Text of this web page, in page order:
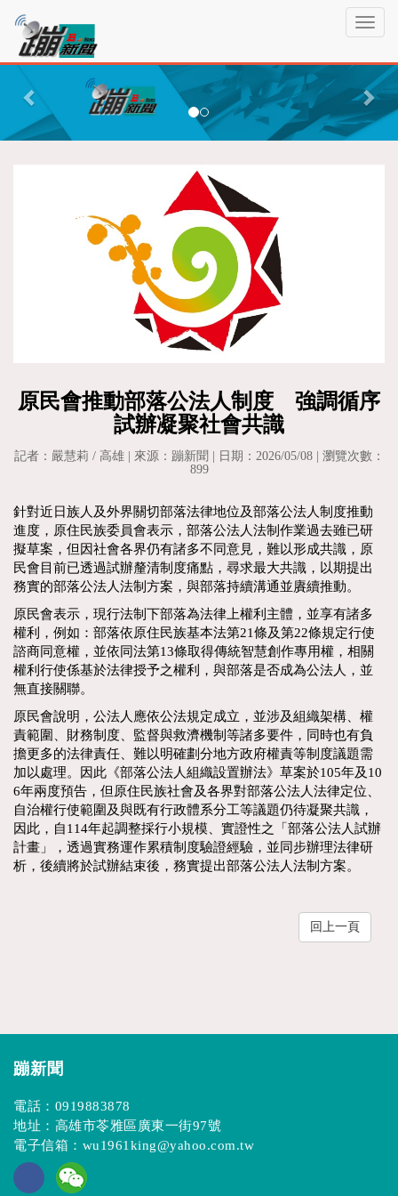
T
g
l
e
蹦
新
聞P
r
v
N
e
x
t
原民會推動部落公法人制度 強調循序
試辦凝聚社會共識
記者：嚴慧莉 / 高雄 | 來源：蹦新聞 | 日期：2026/05/08 | 瀏覽次數：
899
針對近日族人及外界關切部落法律地位及部落公法人制度推動
進度，原住民族委員會表示，部落公法人法制作業過去雖已研
擬草案，但因社會各界仍有諸多不同意見，難以形成共識，原
民會目前已透過試辦釐清制度痛點，尋求最大共識，以期提出
務實的部落公法人法制方案，與部落持續溝通並賡續推動。
原民會表示，現行法制下部落為法律上權利主體，並享有諸多
權利，例如：部落依原住民族基本法第21條及第22條規定行使
諮商同意權，並依同法第13條取得傳統智慧創作專用權，相關
權利行使係基於法律授予之權利，與部落是否成為公法人，並
無直接關聯。
原民會說明，公法人應依公法規定成立，並涉及組織架構、權
責範圍、財務制度、監督與救濟機制等諸多要件，同時也有負
擔更多的法律責任、難以明確劃分地方政府權責等制度議題需
加以處理。因此《部落公法人組織設置辦法》草案於105年及10
6年兩度預告，但原住民族社會及各界對部落公法人法律定位、
自治權行使範圍及與既有行政體系分工等議題仍待凝聚共識，
因此，自114年起調整採行小規模、實證性之「部落公法人試辦
計畫」，透過實務運作累積制度驗證經驗，並同步辦理法律研
析，後續將於試辦結束後，務實提出部落公法人法制方案。
回上一頁
蹦新聞
電話： 0919883878
地址：高雄市苓雅區廣東一街97號
電子信箱： wu1961king@yahoo.com.tw